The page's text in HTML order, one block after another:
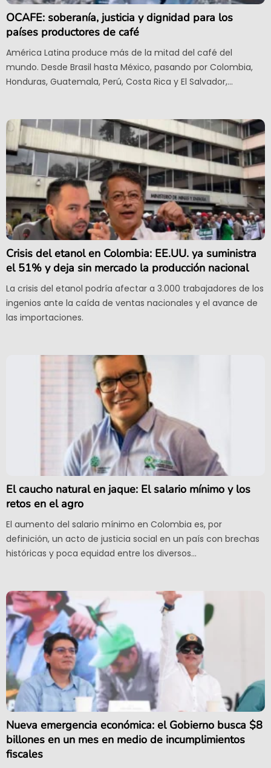
OCAFE: soberanía, justicia y dignidad para los
países productores de café
América Latina produce más de la mitad del café del
mundo. Desde Brasil hasta México, pasando por Colombia,
Honduras, Guatemala, Perú, Costa Rica y El Salvador,...
Crisis del etanol en Colombia: EE.UU. ya suministra
el 51% y deja sin mercado la producción nacional
La crisis del etanol podría afectar a 3.000 trabajadores de los
ingenios ante la caída de ventas nacionales y el avance de
las importaciones.
El caucho natural en jaque: El salario mínimo y los
retos en el agro
El aumento del salario mínimo en Colombia es, por
definición, un acto de justicia social en un país con brechas
históricas y poca equidad entre los diversos...
Nueva emergencia económica: el Gobierno busca $8
billones en un mes en medio de incumplimientos
fiscales